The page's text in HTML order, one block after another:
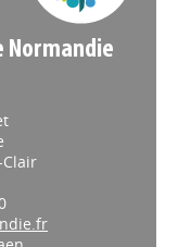
Normandie